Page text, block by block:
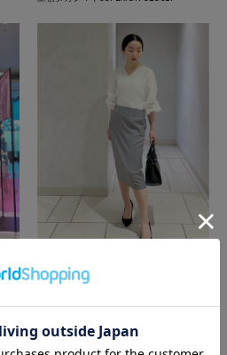
銀座三越SUPERIOR CLOSET GINZA
もっと見る